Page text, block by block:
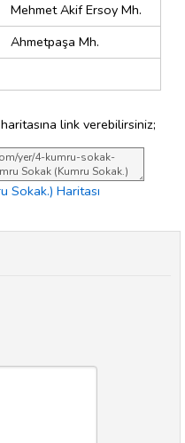
Mehmet Akif Ersoy Mh.
Ahmetpaşa Mh.
link verebilirsiniz;
Sokak.) Haritası